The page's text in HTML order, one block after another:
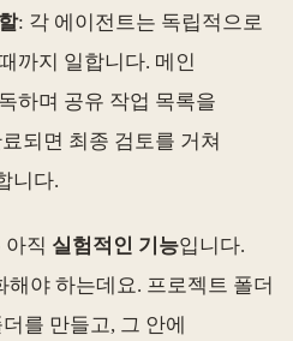
: 각 에이전트는 독립적으로
까지 일합니다. 메인
하며 공유 작업 목록을
되면 최종 검토를 거쳐
니다.
아직 실험적인 기능입니다.
야 하는데요. 프로젝트 폴더
를 만들고, 그 안에